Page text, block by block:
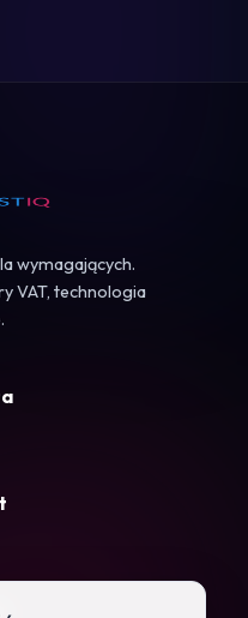
wymagających.
VAT, technologia